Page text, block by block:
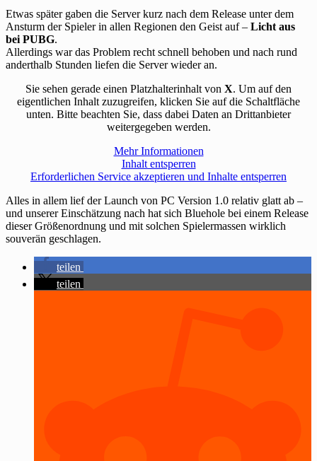
Etwas später gaben die Server kurz nach dem Release unter dem
Ansturm der Spieler in allen Regionen den Geist auf – Licht aus
bei PUBG.
Allerdings war das Problem recht schnell behoben und nach rund
anderthalb Stunden liefen die Server wieder an.
Sie sehen gerade einen Platzhalterinhalt von X. Um auf den
eigentlichen Inhalt zuzugreifen, klicken Sie auf die Schaltfläche
unten. Bitte beachten Sie, dass dabei Daten an Drittanbieter
weitergegeben werden.
Mehr Informationen
Inhalt entsperren
Erforderlichen Service akzeptieren und Inhalte entsperren
Alles in allem lief der Launch von PC Version 1.0 relativ glatt ab –
und unserer Einschätzung nach hat sich Bluehole bei einem Release
dieser Größenordnung und mit solchen Spielermassen wirklich
souverän geschlagen.
teilen
teilen